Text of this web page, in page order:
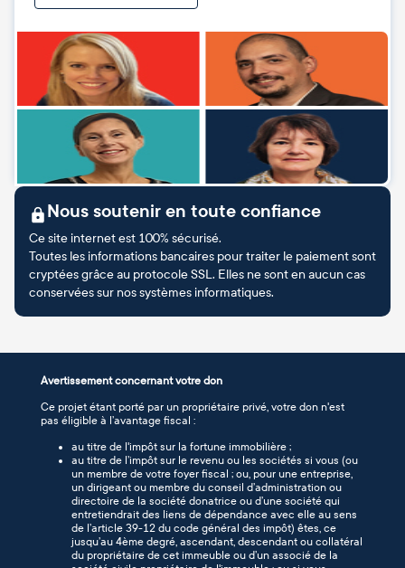
Nous soutenir en toute confiance
Ce site internet est 100% sécurisé.
Toutes les informations bancaires pour traiter le paiement sont
cryptées grâce au protocole SSL. Elles ne sont en aucun cas
conservées sur nos systèmes informatiques.
Avertissement concernant votre don
Ce projet étant porté par un propriétaire privé, votre don n'est
pas éligible à l’avantage fiscal :
au titre de l'impôt sur la fortune immobilière ;
au titre de l’impôt sur le revenu ou les sociétés si vous (ou
un membre de votre foyer fiscal ; ou, pour une entreprise,
un dirigeant ou membre du conseil d’administration ou
directoire de la société donatrice ou d’une société qui
entretiendrait des liens de dépendance avec elle au sens
de l’article 39-12 du code général des impôt) êtes, ce
jusqu’au 4ème degré, ascendant, descendant ou collatéral
du propriétaire de cet immeuble ou d’un associé de la